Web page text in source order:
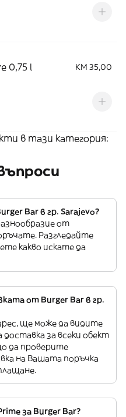
0,75 l
KM 35,00
в тази категория:
Bar в гр. Sarajevo?
от
Разгледайте
какво искате да
от Burger Bar в гр.
ще може да видите
доставка за всеки обект
да проверите
на Вашата поръчка
за Burger Bar?